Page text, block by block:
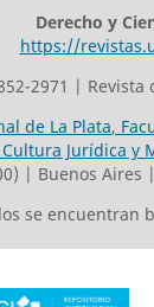
Derecho y
https://
2971 |
de La Plata,
Jurídica y
| Buenos
se encuentran